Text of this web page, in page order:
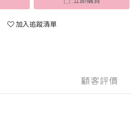
加入追蹤清單
顧客評價